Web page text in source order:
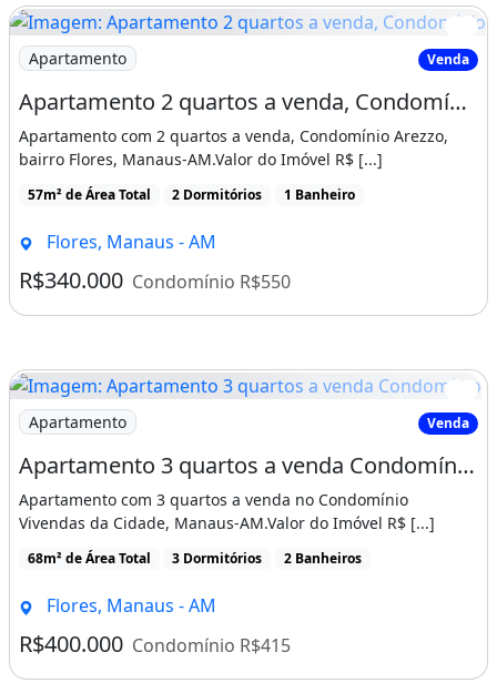
Face: /SabreImobiliária.
Insta: @Sabre_imobiliaria.
Site: sabreimobiliaria.com.br
SABRE IMOBILIÁRIA - O seu Melhor
Investimento!
CÓD: AP00792.
#casas #imóvel #financiar #financiamento
#manaus #amazonas #conjunto
#condomínio #ManausAM #Venda #aluguel
#imobiliaria #comprar
Características do apartamento:
Piscina
Piscina Infantil
Churrasqueira
Varanda
Imagem: Apartamento 2 quartos a venda, Condomínio
Apartamento Venda
Apartamento 2 quartos a venda, Condomínio Arezzo, bairro Flores, Manaus-AM
Apartamento com 2 quartos a venda, Condomínio Arezzo,
bairro Flores, Manaus-AM.Valor do Imóvel R$ [...]
57m² de Área Total 2 Dormitórios 1 Banheiro
Flores, Manaus - AM
R$340.000 Condomínio R$550
Imagem: Apartamento 3 quartos a venda Condomínio
Apartamento Venda
Apartamento 3 quartos a venda Condomínio Vivendas da Cidade, Manaus-AM
Apartamento com 3 quartos a venda no Condomínio
Vivendas da Cidade, Manaus-AM.Valor do Imóvel R$ [...]
68m² de Área Total 3 Dormitórios 2 Banheiros
Flores, Manaus - AM
R$400.000 Condomínio R$415